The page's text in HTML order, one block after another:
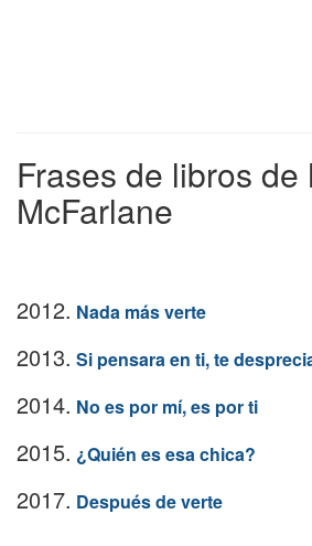
Frases de libros de
McFarlane
2012. Nada más verte
2013. Si pensara en ti, te
2014. No es por mí, es por ti
2015. ¿Quién es esa chica?
2017. Después de verte